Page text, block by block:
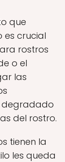
que
crucial
rostros
o el
las
degradado
del rostro.
tienen la
les queda